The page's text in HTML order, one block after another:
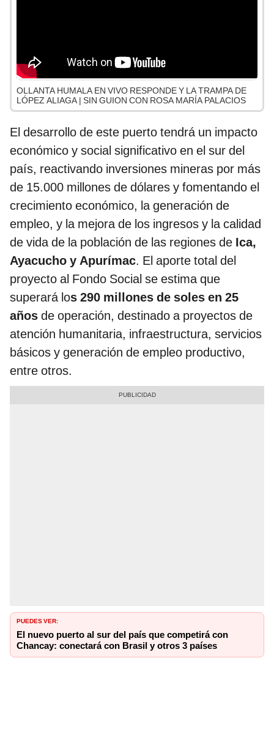
OLLANTA HUMALA EN VIVO RESPONDE Y LA TRAMPA DE
LÓPEZ ALIAGA | SIN GUION CON ROSA MARÍA PALACIOS
El desarrollo de este puerto tendrá un impacto
económico y social significativo en el sur del
país, reactivando inversiones mineras por más
de 15.000 millones de dólares y fomentando el
crecimiento económico, la generación de
empleo, y la mejora de los ingresos y la calidad
de vida de la población de las regiones de Ica,
Ayacucho y Apurímac. El aporte total del
proyecto al Fondo Social se estima que
superará los 290 millones de soles en 25
años de operación, destinado a proyectos de
atención humanitaria, infraestructura, servicios
básicos y generación de empleo productivo,
entre otros.
PUEDES VER:
El nuevo puerto al sur del país que competirá con
Chancay: conectará con Brasil y otros 3 países